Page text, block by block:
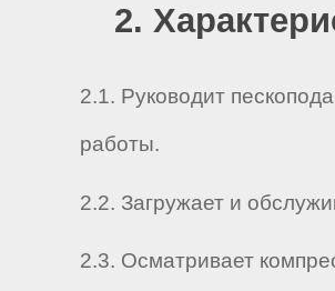
2.
2.1. Руководит
работы.
2.2. Загружает и
2.3. Осматривает